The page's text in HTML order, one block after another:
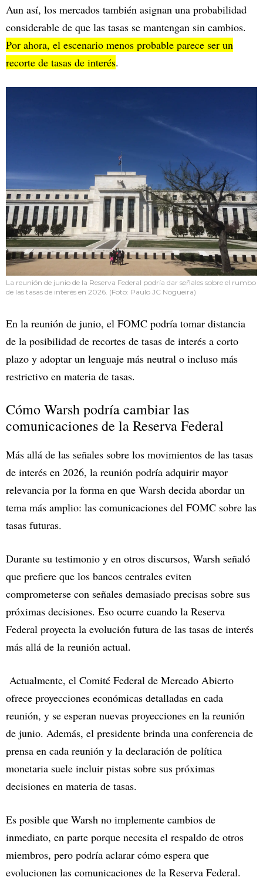
Aun así, los mercados también asignan una probabilidad
considerable de que las tasas se mantengan sin cambios.
Por ahora, el escenario menos probable parece ser un
recorte de tasas de interés.
La reunión de junio de la Reserva Federal podría dar señales sobre el rumbo
de las tasas de interés en 2026. (Foto: Paulo JC Nogueira)
En la reunión de junio, el FOMC podría tomar distancia
de la posibilidad de recortes de tasas de interés a corto
plazo y adoptar un lenguaje más neutral o incluso más
restrictivo en materia de tasas.
Cómo Warsh podría cambiar las
comunicaciones de la Reserva Federal
Más allá de las señales sobre los movimientos de las tasas
de interés en 2026, la reunión podría adquirir mayor
relevancia por la forma en que Warsh decida abordar un
tema más amplio: las comunicaciones del FOMC sobre las
tasas futuras.
Durante su testimonio y en otros discursos, Warsh señaló
que prefiere que los bancos centrales eviten
comprometerse con señales demasiado precisas sobre sus
próximas decisiones. Eso ocurre cuando la Reserva
Federal proyecta la evolución futura de las tasas de interés
más allá de la reunión actual.
Actualmente, el Comité Federal de Mercado Abierto
ofrece proyecciones económicas detalladas en cada
reunión, y se esperan nuevas proyecciones en la reunión
de junio. Además, el presidente brinda una conferencia de
prensa en cada reunión y la declaración de política
monetaria suele incluir pistas sobre sus próximas
decisiones en materia de tasas.
Es posible que Warsh no implemente cambios de
inmediato, en parte porque necesita el respaldo de otros
miembros, pero podría aclarar cómo espera que
evolucionen las comunicaciones de la Reserva Federal.